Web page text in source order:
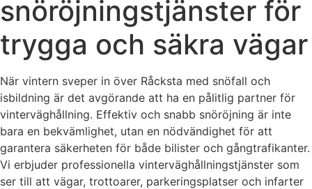
snöröjningstjänster för
trygga och säkra vägar
När vintern sveper in över Råcksta med snöfall och
isbildning är det avgörande att ha en pålitlig partner för
vinterväghållning. Effektiv och snabb snöröjning är inte
bara en bekvämlighet, utan en nödvändighet för att
garantera säkerheten för både bilister och gångtrafikanter.
Vi erbjuder professionella vinterväghållningstjänster som
ser till att vägar, trottoarer, parkeringsplatser och infarter